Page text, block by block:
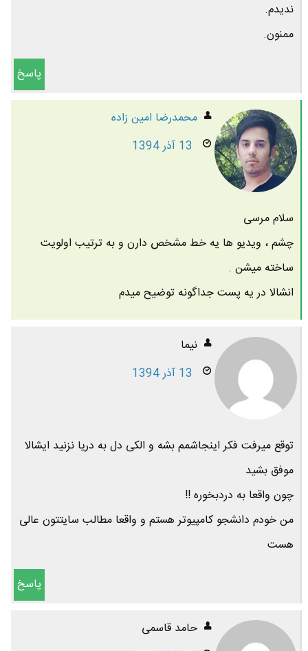
ندیدم.
ممنون.
پاسخ
محمدرضا امين زاده
13 آذر 1394
سلام مرسی
چشم ، ویدیو ها یه خط مشخص دارن و به ترتیب اولویت
ساخته میشن .
انشالا در یه پست جداگونه توضیح میدم
نیما
13 آذر 1394
توقع میرفت فکر اینجاشمم بشه و الکی دل به دریا نزنید ایشالا
موفق بشید
چون واقعا به دردبخوره !!
من خودم دانشجو کامپیوتر هستم و واقعا مطالب سایتتون عالی
هست
پاسخ
حامد قاسمی